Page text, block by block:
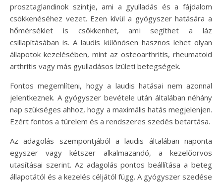
prosztaglandinok szintje, ami a gyulladás és a fájdalom
csökkenéséhez vezet. Ezen kívül a gyógyszer hatására a
hőmérséklet is csökkenhet, ami segíthet a láz
csillapításában is. A laudis különösen hasznos lehet olyan
állapotok kezelésében, mint az osteoarthritis, rheumatoid
arthritis vagy más gyulladásos ízületi betegségek.
Fontos megemlíteni, hogy a laudis hatásai nem azonnal
jelentkeznek. A gyógyszer bevétele után általában néhány
nap szükséges ahhoz, hogy a maximális hatás megjelenjen.
Ezért fontos a türelem és a rendszeres szedés betartása.
Az adagolás szempontjából a laudis általában naponta
egyszer vagy kétszer alkalmazandó, a kezelőorvos
utasításai szerint. Az adagolás pontos beállítása a beteg
állapotától és a kezelés céljától függ. A gyógyszer szedése